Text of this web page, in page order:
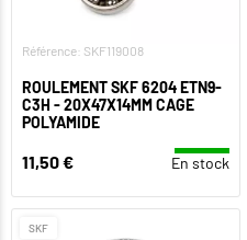
Référence: SKF119008
ROULEMENT SKF 6204 ETN9-
C3H - 20X47X14MM CAGE
POLYAMIDE
11,50 € En stock
SKF